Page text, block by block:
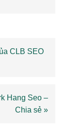
CLB SEO
Hang Seo –
Chia sẻ »